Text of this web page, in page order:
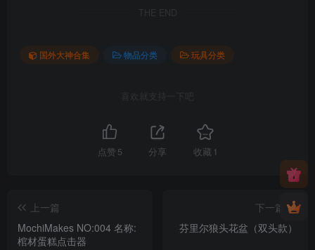
THE END
国外大神合集 物品分类 玩具分类
喜欢就支持一下吧
点赞 5 分享 收藏 1
上一篇
MochiMakes NO:004 名称:
棺材蛋糕点击器
下一篇
芬里尔狼头花盆（双头款）